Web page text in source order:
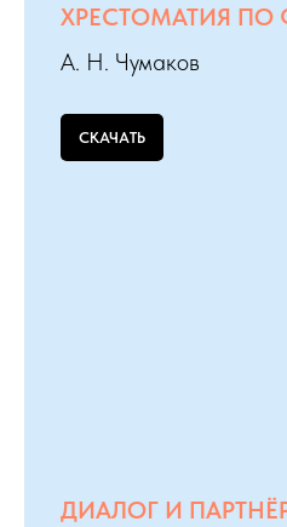
ХРЕСТОМАТИЯ
А. Н. Чумаков
СКАЧАТЬ
ДИАЛОГ И